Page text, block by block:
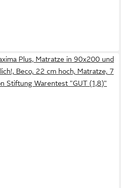
Plus, Matratze in 90x200 und
Beco, 22 cm hoch, Matratze, 7
Stiftung Warentest "GUT (1,8)"